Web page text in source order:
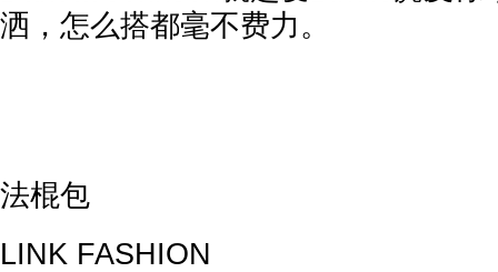
洒，怎么搭都毫不费力。
法棍包
LINK FASHION